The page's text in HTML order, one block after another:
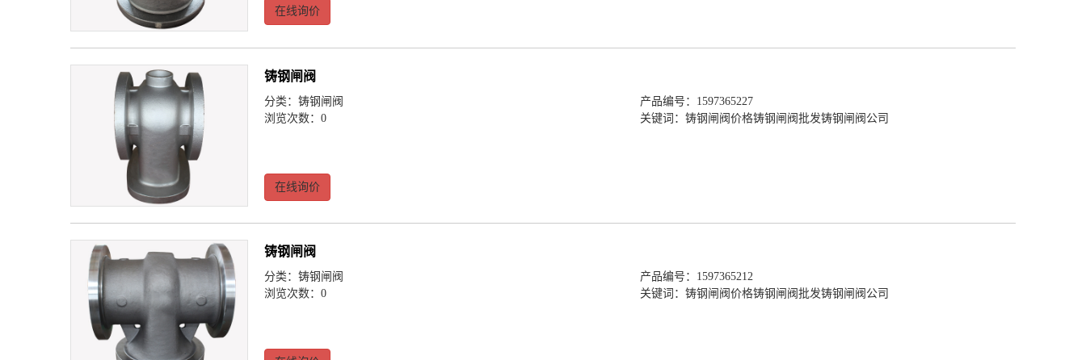
在线询价
铸钢闸阀
分类： 铸钢闸阀
产品编号：1597365227
浏览次数：0
关键词： 铸钢闸阀价格铸钢闸阀批发铸钢闸阀公司
在线询价
铸钢闸阀
分类： 铸钢闸阀
产品编号：1597365212
浏览次数：0
关键词： 铸钢闸阀价格铸钢闸阀批发铸钢闸阀公司